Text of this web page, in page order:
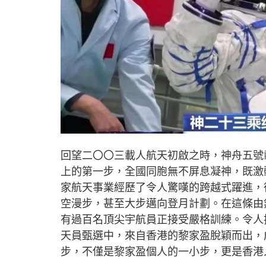
回望二〇〇三載人航天初啟之時，神舟五
上的第一步，全國同胞無不屏息凝神，既
家航天事業經歷了令人驚嘆的跨越式躍進
空漫步，甚至大步邁向登月計劃。在這條
有過百名頂尖宇航員正接受嚴格訓練。令
天員甄選中，來自香港的黎家盈脫穎而出
步，不僅是黎家盈個人的一小步，更是香